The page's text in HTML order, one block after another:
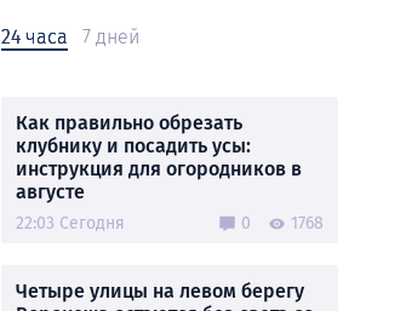
24 часа 7 дней
Как правильно обрезать
клубнику и посадить усы:
инструкция для огородников в
августе
22:03 Сегодня 0 1768
Четыре улицы на левом берегу